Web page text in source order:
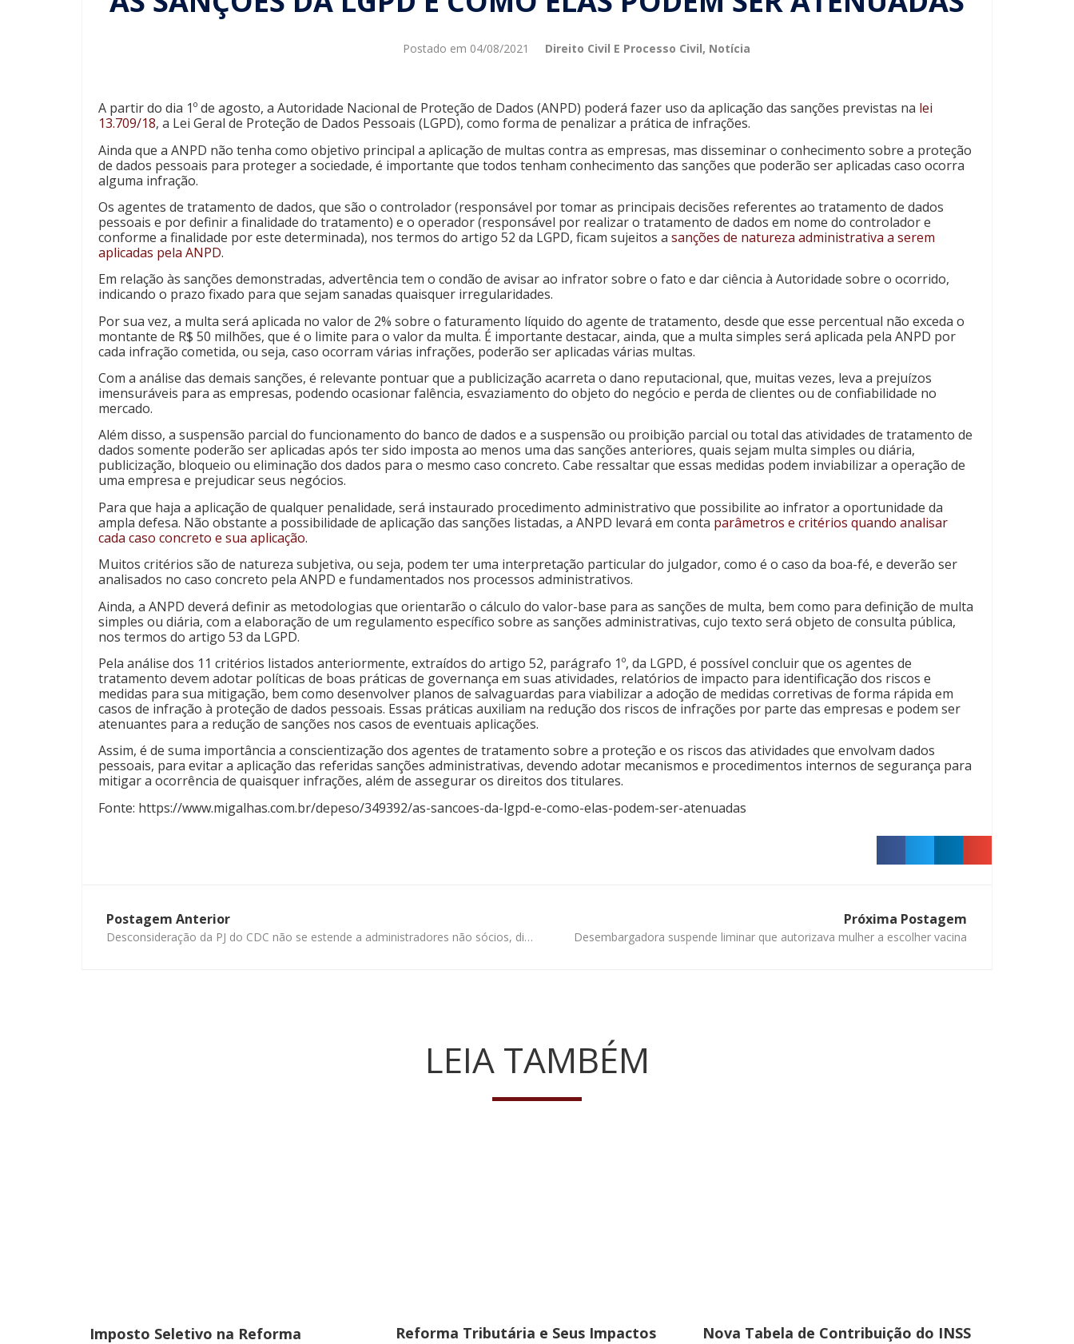
Postado em 04/08/2021 Direito Civil E Processo Civil, Notícia
A partir do dia 1º de agosto, a Autoridade Nacional de Proteção de Dados (ANPD) poderá fazer uso da aplicação das sanções previstas na lei
13.709/18, a Lei Geral de Proteção de Dados Pessoais (LGPD), como forma de penalizar a prática de infrações.
Ainda que a ANPD não tenha como objetivo principal a aplicação de multas contra as empresas, mas disseminar o conhecimento sobre a proteção
de dados pessoais para proteger a sociedade, é importante que todos tenham conhecimento das sanções que poderão ser aplicadas caso ocorra
alguma infração.
Os agentes de tratamento de dados, que são o controlador (responsável por tomar as principais decisões referentes ao tratamento de dados
pessoais e por definir a finalidade do tratamento) e o operador (responsável por realizar o tratamento de dados em nome do controlador e
conforme a finalidade por este determinada), nos termos do artigo 52 da LGPD, ficam sujeitos a sanções de natureza administrativa a serem
aplicadas pela ANPD.
Em relação às sanções demonstradas, advertência tem o condão de avisar ao infrator sobre o fato e dar ciência à Autoridade sobre o ocorrido,
indicando o prazo fixado para que sejam sanadas quaisquer irregularidades.
Por sua vez, a multa será aplicada no valor de 2% sobre o faturamento líquido do agente de tratamento, desde que esse percentual não exceda o
montante de R$ 50 milhões, que é o limite para o valor da multa. É importante destacar, ainda, que a multa simples será aplicada pela ANPD por
cada infração cometida, ou seja, caso ocorram várias infrações, poderão ser aplicadas várias multas.
Com a análise das demais sanções, é relevante pontuar que a publicização acarreta o dano reputacional, que, muitas vezes, leva a prejuízos
imensuráveis para as empresas, podendo ocasionar falência, esvaziamento do objeto do negócio e perda de clientes ou de confiabilidade no
mercado.
Além disso, a suspensão parcial do funcionamento do banco de dados e a suspensão ou proibição parcial ou total das atividades de tratamento de
dados somente poderão ser aplicadas após ter sido imposta ao menos uma das sanções anteriores, quais sejam multa simples ou diária,
publicização, bloqueio ou eliminação dos dados para o mesmo caso concreto. Cabe ressaltar que essas medidas podem inviabilizar a operação de
uma empresa e prejudicar seus negócios.
Para que haja a aplicação de qualquer penalidade, será instaurado procedimento administrativo que possibilite ao infrator a oportunidade da
ampla defesa. Não obstante a possibilidade de aplicação das sanções listadas, a ANPD levará em conta parâmetros e critérios quando analisar
cada caso concreto e sua aplicação.
Muitos critérios são de natureza subjetiva, ou seja, podem ter uma interpretação particular do julgador, como é o caso da boa-fé, e deverão ser
analisados no caso concreto pela ANPD e fundamentados nos processos administrativos.
Ainda, a ANPD deverá definir as metodologias que orientarão o cálculo do valor-base para as sanções de multa, bem como para definição de multa
simples ou diária, com a elaboração de um regulamento específico sobre as sanções administrativas, cujo texto será objeto de consulta pública,
nos termos do artigo 53 da LGPD.
Pela análise dos 11 critérios listados anteriormente, extraídos do artigo 52, parágrafo 1º, da LGPD, é possível concluir que os agentes de
tratamento devem adotar políticas de boas práticas de governança em suas atividades, relatórios de impacto para identificação dos riscos e
medidas para sua mitigação, bem como desenvolver planos de salvaguardas para viabilizar a adoção de medidas corretivas de forma rápida em
casos de infração à proteção de dados pessoais. Essas práticas auxiliam na redução dos riscos de infrações por parte das empresas e podem ser
atenuantes para a redução de sanções nos casos de eventuais aplicações.
Assim, é de suma importância a conscientização dos agentes de tratamento sobre a proteção e os riscos das atividades que envolvam dados
pessoais, para evitar a aplicação das referidas sanções administrativas, devendo adotar mecanismos e procedimentos internos de segurança para
mitigar a ocorrência de quaisquer infrações, além de assegurar os direitos dos titulares.
Fonte: https://www.migalhas.com.br/depeso/349392/as-sancoes-da-lgpd-e-como-elas-podem-ser-atenuadas
Postagem Anterior
Desconsideração da PJ do CDC não se estende a administradores não sócios, diz STJ
Próxima Postagem
Desembargadora suspende liminar que autorizava mulher a escolher vacina
LEIA TAMBÉM
Imposto Seletivo na Reforma
Reforma Tributária e Seus Impactos
Nova Tabela de Contribuição do INSS